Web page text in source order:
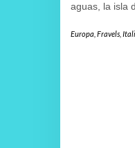
aguas, la isla
Europa Fravels